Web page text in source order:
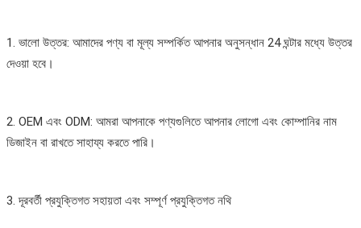
1. ভালো উত্তর: আমাদের পণ্য বা মূল্য সম্পর্কিত আপনার অনুসন্ধান 24 ঘন্টার মধ্যে উত্তর
দেওয়া হবে।
2. OEM এবং ODM: আমরা আপনাকে পণ্যগুলিতে আপনার লোগো এবং কোম্পানির নাম
ডিজাইন বা রাখতে সাহায্য করতে পারি।
3. দূরবর্তী প্রযুক্তিগত সহায়তা এবং সম্পূর্ণ প্রযুক্তিগত নথি